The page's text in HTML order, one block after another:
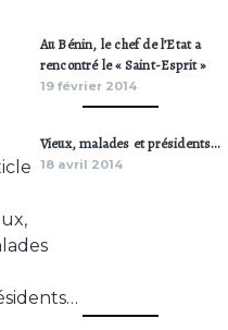
Au Bénin, le chef de l’Etat a
rencontré le « Saint-Esprit »
19 février 2014
Vieux, malades et présidents…
18 avril 2014